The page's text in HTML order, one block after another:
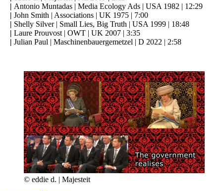
| Antonio Muntadas | Media Ecology Ads | USA 1982 | 12:29
| John Smith | Associations | UK 1975 | 7:00
| Shelly Silver | Small Lies, Big Truth | USA 1999 | 18:48
| Laure Prouvost | OWT | UK 2007 | 3:35
| Julian Paul | Maschinenbauergemetzel | D 2022 | 2:58
© eddie d. | Majesteit